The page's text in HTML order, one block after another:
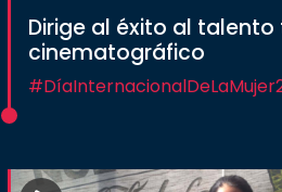
Dirige al éxito al
cinematográfico